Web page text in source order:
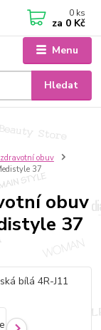
Menu
Hledat
0 ks
za 0 Kč
obuv
37
obuv
37